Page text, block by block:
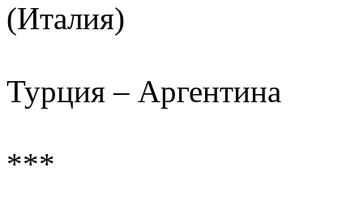
(Италия)
Турция – Аргентина
***